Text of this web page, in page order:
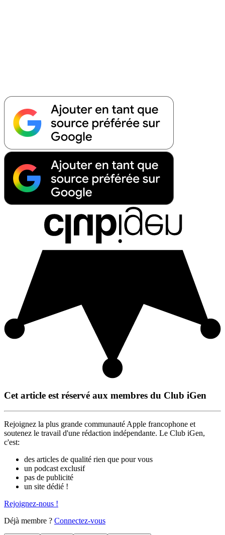
Cet article est réservé aux membres du Club iGen
Rejoignez la plus grande communauté Apple francophone et
soutenez le travail d'une rédaction indépendante. Le Club iGen,
c'est:
des articles de qualité rien que pour vous
un podcast exclusif
pas de publicité
un site dédié !
Rejoignez-nous !
Déjà membre ? Connectez-vous